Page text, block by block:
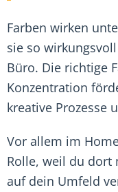
Farben wirken
sie so
Büro. Die richtige
Konzentration
kreative Prozesse
Vor allem im
Rolle, weil du dort
auf dein Umfeld